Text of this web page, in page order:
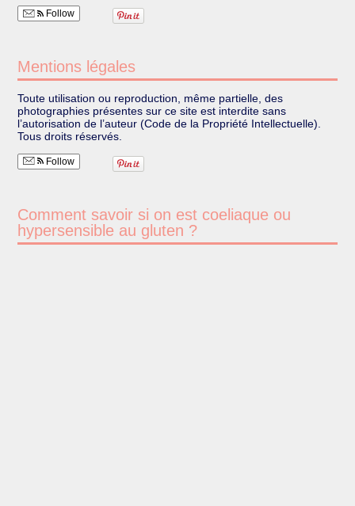
Follow
Mentions légales
Toute utilisation ou reproduction, même partielle, des
photographies présentes sur ce site est interdite sans
l’autorisation de l’auteur (Code de la Propriété Intellectuelle).
Tous droits réservés.
Follow
Comment savoir si on est coeliaque ou
hypersensible au gluten ?